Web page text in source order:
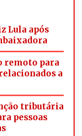
Lula após
remoto para
a
tributária
pessoas